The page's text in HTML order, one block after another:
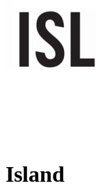
Island